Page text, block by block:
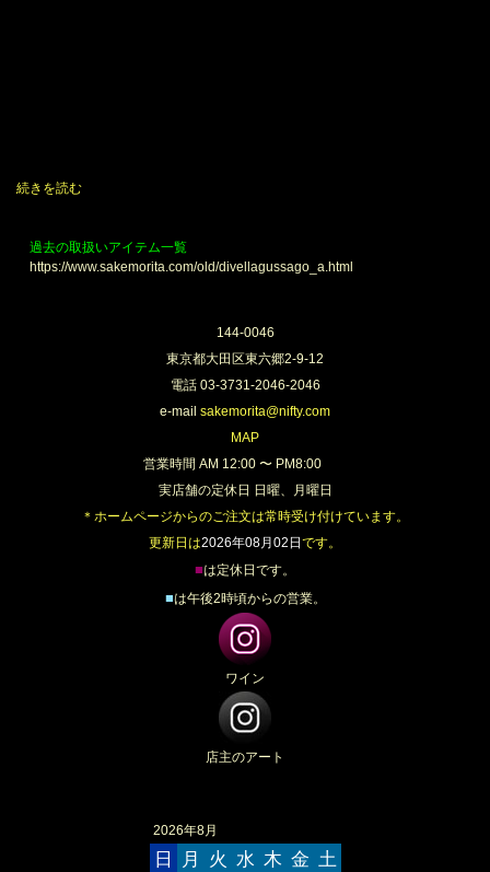
続きを読む
過去の取扱いアイテム一覧
https://www.sakemorita.com/old/divellagussago_a.html
144-0046
東京都大田区東六郷2-9-12
電話 03-3731-2046-2046
e-mail sakemorita@nifty.com
MAP
営業時間 AM 12:00 〜 PM8:00
実店舗の定休日 日曜、月曜日
＊ホームページからのご注文は常時受け付けています。
更新日は2026年08月02日です。
■は定休日です。
■は午後2時頃からの営業。
ワイン
店主のアート
2026年8月
日 月 火 水 木 金 土